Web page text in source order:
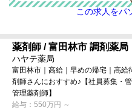
この求人をパ
薬剤師 / 富田林市 調剤薬局
ハヤテ薬局
富田林市｜高給｜早めの帰宅｜高
剤師さんにおすすめ♪【社員募集・
管理薬剤師】
給与：550万円 ～